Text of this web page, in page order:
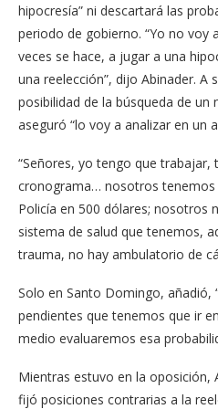
hipocresía” ni descartará las
pe­riodo de gobierno. “Yo no voy
veces se hace, a jugar a una
una reelección”, di­jo Abinader. A
posibilidad de la búsqueda de
aseguró “lo voy a analizar en un
“Señores, yo tengo que trabajar,
cronograma… noso­tros tenemos
Policía en 500 dólares; nosotros
sistema de salud que tenemos,
trauma, no hay ambulatorio de
Solo en Santo Domingo, añadió,
pendientes que tenemos que ir
medio evaluaremos esa
Mientras estuvo en la opo­sición,
fijó posiciones con­trarias a la